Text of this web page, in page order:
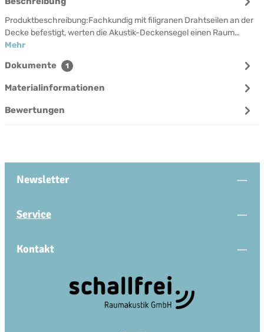
Produktbeschreibung:Fachkundig mit filigranen Drahtseilen an der
Decke befestigt, werten die Akustik-Deckensegel einen Raum…
Mehr
Dokumente 1
Materialinformationen
Bewertungen
Newsletter
Service
Kontakt